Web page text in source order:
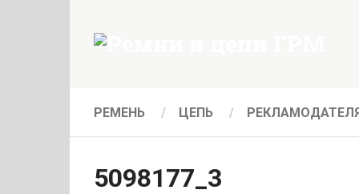
РЕМЕНЬ ЦЕПЬ
5098177_3